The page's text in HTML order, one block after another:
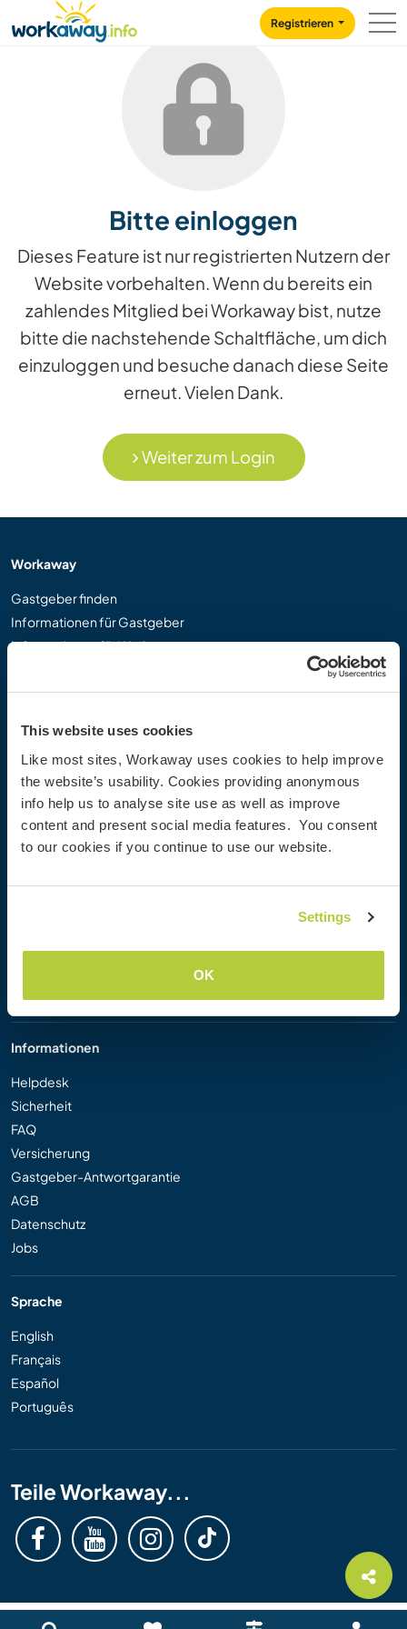
This website uses cookies
Like most sites, Workaway uses cookies to help improve
the website’s usability. Cookies providing anonymous
info help us to analyse site use as well as improve
content and present social media features. You consent
to our cookies if you continue to use our website.
Settings
OK
CONTENT
MAIN NAVIGATION
Registrieren
Bitte einloggen
Dieses Feature ist nur registrierten Nutzern der
Website vorbehalten. Wenn du bereits ein
zahlendes Mitglied bei Workaway bist, nutze
bitte die nachstehende Schaltfläche, um dich
einzuloggen und besuche danach diese Seite
erneut. Vielen Dank.
Weiter zum Login
Workaway
Gastgeber finden
Informationen für Gastgeber
Informationen für Workawayer
Als Host registrieren
Rabatte und Partner
Workaway Blog
Workaway Fotogalerie
Informationen
Helpdesk
Sicherheit
FAQ
Versicherung
Gastgeber-Antwortgarantie
AGB
Datenschutz
Jobs
Sprache
English
Français
Español
Português
Teile Workaway...